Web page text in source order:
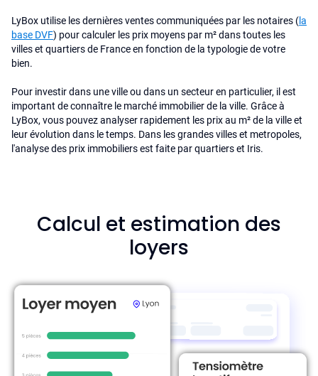
LyBox utilise les dernières ventes communiquées par les notaires (la
base DVF) pour calculer les prix moyens par m² dans toutes les
villes et quartiers de France en fonction de la typologie de votre
bien.
Pour investir dans une ville ou dans un secteur en particulier, il est
important de connaître le marché immobilier de la ville. Grâce à
LyBox, vous pouvez analyser rapidement les prix au m² de la ville et
leur évolution dans le temps. Dans les grandes villes et metropoles,
l'analyse des prix immobiliers est faite par quartiers et Iris.
Calcul et estimation des
loyers